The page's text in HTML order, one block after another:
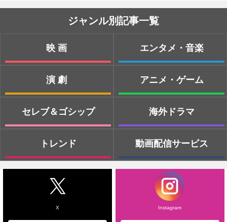
ジャンル別記事一覧
映画
演劇
セレブ＆ゴシップ
トレンド
エンタメ・音楽
アニメ・ゲーム
海外ドラマ
動画配信サービス
X Instagram